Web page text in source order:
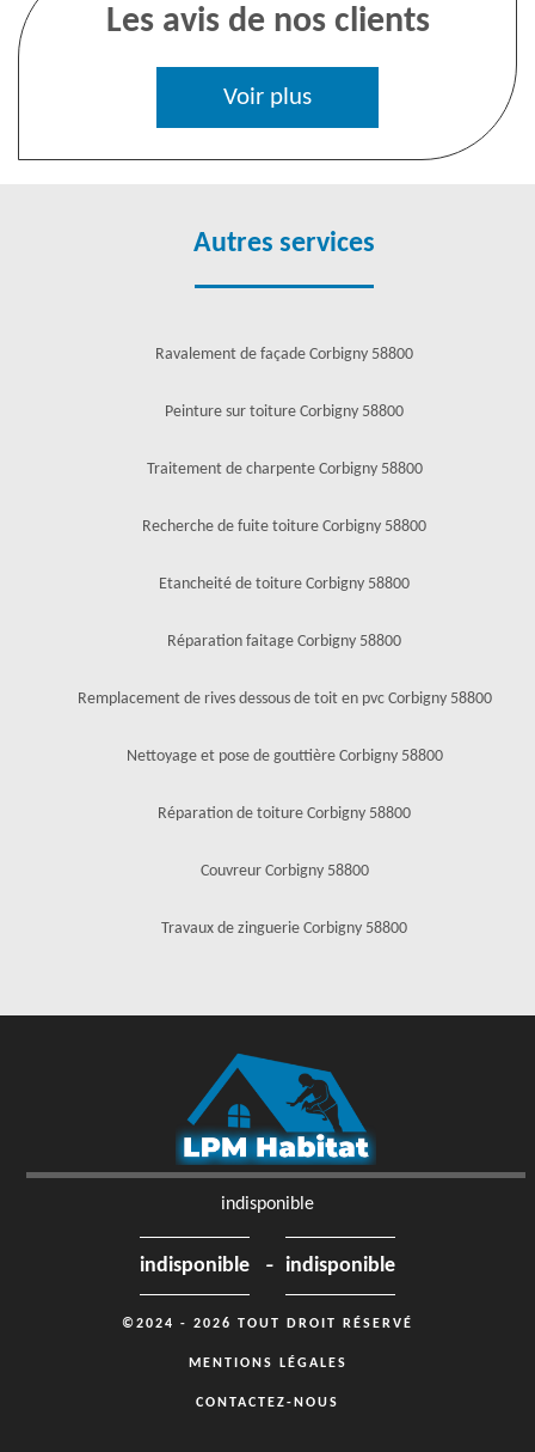
Les avis de nos clients
Voir plus
Autres services
Ravalement de façade Corbigny 58800
Peinture sur toiture Corbigny 58800
Traitement de charpente Corbigny 58800
Recherche de fuite toiture Corbigny 58800
Etancheité de toiture Corbigny 58800
Réparation faitage Corbigny 58800
Remplacement de rives dessous de toit en pvc Corbigny 58800
Nettoyage et pose de gouttière Corbigny 58800
Réparation de toiture Corbigny 58800
Couvreur Corbigny 58800
Travaux de zinguerie Corbigny 58800
indisponible
indisponible - indisponible
©2024 - 2026 TOUT DROIT RÉSERVÉ
MENTIONS LÉGALES
CONTACTEZ-NOUS